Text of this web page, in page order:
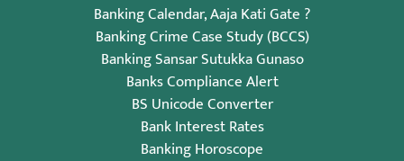
Banking Calendar, Aaja Kati Gate ?
Banking Crime Case Study (BCCS)
Banking Sansar Sutukka Gunaso
Banks Compliance Alert
BS Unicode Converter
Bank Interest Rates
Banking Horoscope